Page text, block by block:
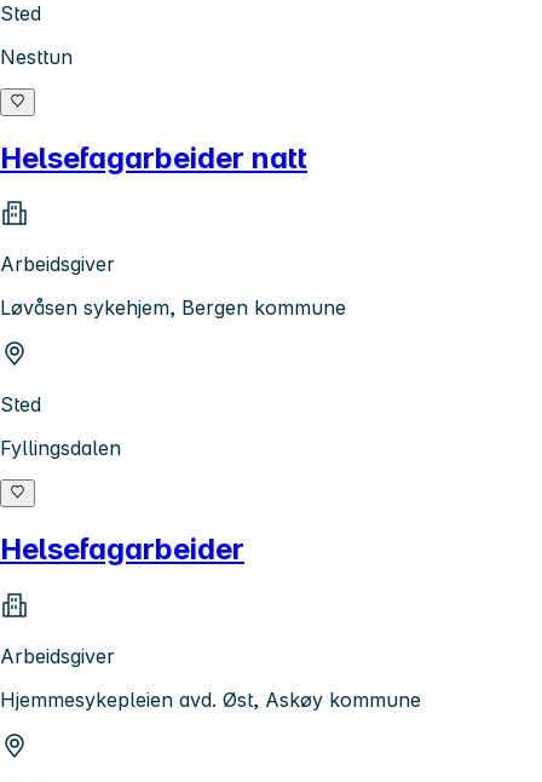
Sted
Nesttun
Helsefagarbeider natt
Arbeidsgiver
Løvåsen sykehjem, Bergen kommune
Sted
Fyllingsdalen
Helsefagarbeider
Arbeidsgiver
Hjemmesykepleien avd. Øst, Askøy kommune